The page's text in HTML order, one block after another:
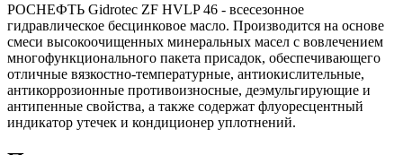
РОСНЕФТЬ Gidrotec ZF HVLP 46 - всесезонное
гидравлическое бесцинковое масло. Производится на основе
смеси высокоочищенных минеральных масел с вовлечением
многофункционального пакета присадок, обеспечивающего
отличные вязкостно-температурные, антиокислительные,
антикоррозионные противоизносные, деэмульгирующие и
антипенные свойства, а также содержат флуоресцентный
индикатор утечек и кондиционер уплотнений.